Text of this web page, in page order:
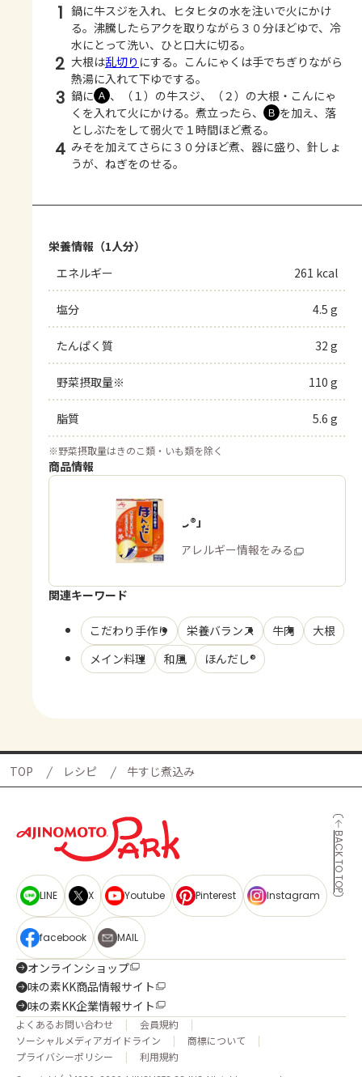
1 鍋に牛スジを入れ、ヒタヒタの水を注いで火にかけ
る。沸騰したらアクを取りながら３０分ほどゆで、冷
水にとって洗い、ひと口大に切る。
2 大根は乱切り にする。こんにゃくは手でちぎりながら
熱湯に入れて下ゆでする。
3 鍋に Ａ 、（１）の牛スジ、（２）の大根・こんにゃ
くを入れて火にかける。煮立ったら、
Ｂ を加え、落
としぶたをして弱火で１時間ほど煮る。
4 みそを加えてさらに３０分ほど煮、器に盛り、針しょ
うが、ねぎをのせる。
栄養情報（1人分）
エネルギー
261 kcal
塩分 4.5 g
たんぱく質 32 g
野菜摂取量※ 110 g
脂質 5.6 g
※野菜摂取量はきのこ類・いも類を除く
商品情報
「ほんだし®」
商品・アレルギー情報をみる
関連キーワード
こだわり手作り 栄養バランス 牛肉
大根
メイン料理
和風 ほんだし®
TOP レシピ 牛すじ煮込み
BACK TO TOP
LINE X Youtube Pinterest Instagram
facebook MAIL
オンラインショップ
味の素KK商品情報サイト
味の素KK企業情報サイト
よくあるお問い合わせ
会員規約
ソーシャルメディアガイドライン
商標について
プライバシーポリシー
利用規約